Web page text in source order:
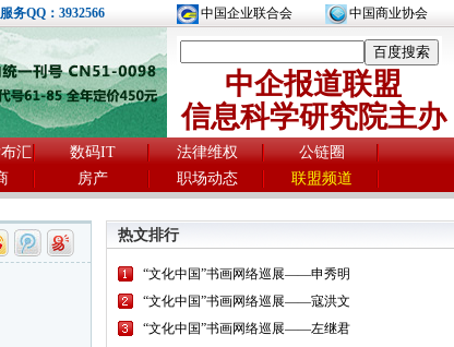
中国企业联合会 中国商业协会
务QQ：3932566
中企报道联盟
信息科学研究院主办
汇 数码IT 法律维权
公链圈
房产 职场动态 联盟频道
热文排行
“文化中国”书画网络巡展——申秀明
“文化中国”书画网络巡展——寇洪文
“文化中国”书画网络巡展——左继君